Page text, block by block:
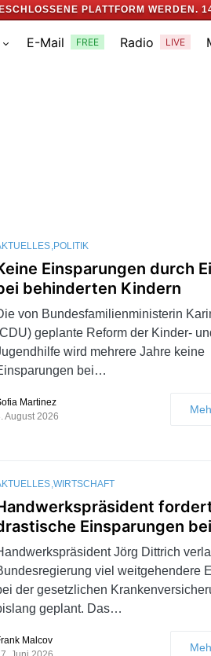
PLATTFORM WERDEN.
E-Mail FREE Radio LIVE
POLITIK
Einsparungen durch
behinderten Kindern
von Bundesfamilienministerin
geplante Reform der Kinder-
wird mehrere Jahre keine
bei…
Martinez
August 2026
WIRTSCHAFT
Einsparungen
Jörg Dittrich
viel weitgehendere
der gesetzlichen
geplant. Das…
Malcov